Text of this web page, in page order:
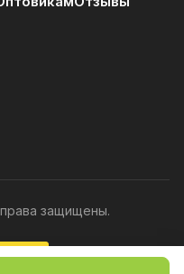
защищены.